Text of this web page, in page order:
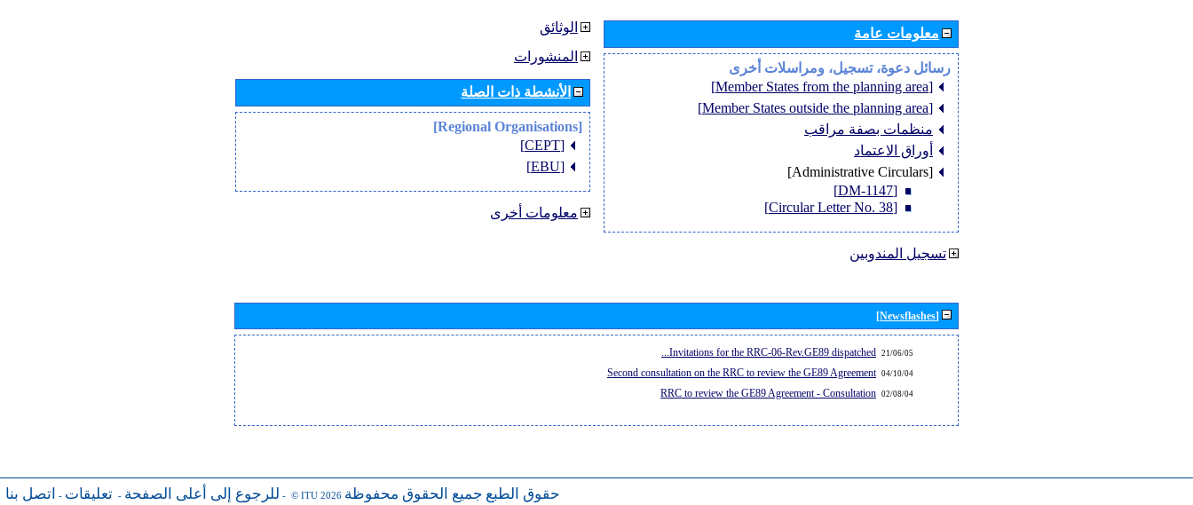
الوثائق
المنشورات
الأنشطة ذات الصلة
[Regional Organisations]
[CEPT]
[EBU]
معلومات أخرى
معلومات عامة
رسائل دعوة، تسجيل، ومراسلات أخرى
[Member States from the planning area]
[Member States outside the planning area]
منظمات بصفة مراقب
أوراق الاعتماد
[Administrative Circulars]
[DM-1147]
[Circular Letter No. 38]
تسجيل المندوبين
[Newsflashes]
21/06/05
Invitations for the RRC-06-Rev.GE89 dispatched...
04/10/04
Second consultation on the RRC to review the GE89 Agreement
02/08/04
RRC to review the GE89 Agreement - Consultation
للرجوع إلى أعلى الصفحة - تعليقات - اتصل بنا - © ITU 2026 حقوق الطبع جميع الحقوق محفوظة